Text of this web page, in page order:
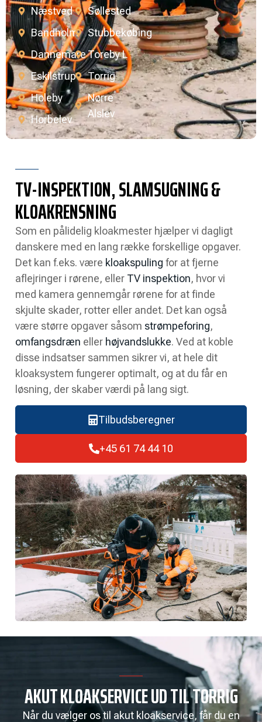
Næstved
Bandholm
Dannemare
Eskilstrup
Holeby
Horbelev
Søllested
Stubbekøbing
Toreby L
Torrig
Nørre
Alslev
TV-INSPEKTION, SLAMSUGNING &
KLOAKRENSNING
Som en pålidelig kloakmester hjælper vi dagligt
danskere med en lang række forskellige opgaver.
Det kan f.eks. være kloakspuling for at fjerne
aflejringer i rørene, eller TV inspektion, hvor vi
med kamera gennemgår rørene for at finde
skjulte skader, rotter eller andet. Det kan også
være større opgaver såsom strømpeforing,
omfangsdræn eller højvandslukke. Ved at koble
disse indsatser sammen sikrer vi, at hele dit
kloaksystem fungerer optimalt, og at du får en
løsning, der skaber værdi på lang sigt.
Tilbudsberegner
+45 61 74 44 10
AKUT KLOAKSERVICE UD TIL TORRIG
Når du vælger os til akut kloakservice, får du en